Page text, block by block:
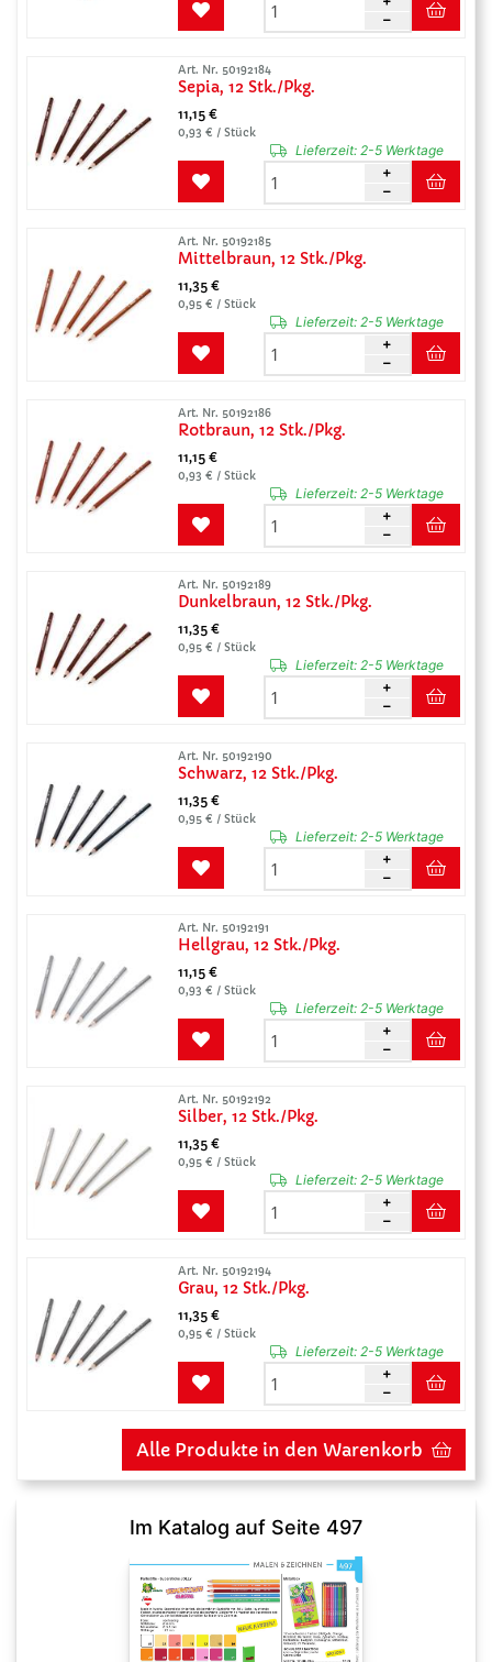
Art. Nr. 50192184
Sepia, 12 Stk./Pkg.
11,15 €
0,93 € / Stück
Lieferzeit:2-5 Werktage
Art. Nr. 50192185
Mittelbraun, 12 Stk./Pkg.
11,35 €
0,95 € / Stück
Lieferzeit:2-5 Werktage
Art. Nr. 50192186
Rotbraun, 12 Stk./Pkg.
11,15 €
0,93 € / Stück
Lieferzeit:2-5 Werktage
Art. Nr. 50192189
Dunkelbraun, 12 Stk./Pkg.
11,35 €
0,95 € / Stück
Lieferzeit:2-5 Werktage
Art. Nr. 50192190
Schwarz, 12 Stk./Pkg.
11,35 €
0,95 € / Stück
Lieferzeit:2-5 Werktage
Art. Nr. 50192191
Hellgrau, 12 Stk./Pkg.
11,15 €
0,93 € / Stück
Lieferzeit:2-5 Werktage
Art. Nr. 50192192
Silber, 12 Stk./Pkg.
11,35 €
0,95 € / Stück
Lieferzeit:2-5 Werktage
Art. Nr. 50192194
Grau, 12 Stk./Pkg.
11,35 €
0,95 € / Stück
Lieferzeit:2-5 Werktage
Alle Produkte in den Warenkorb
Im Katalog auf Seite 497